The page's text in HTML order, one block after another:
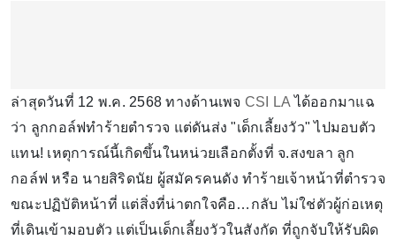
ล่าสุดวันที่ 12 พ.ค. 2568 ทางด้านเพจ CSI LA ได้ออกมาแฉ
ว่า ลูกกอล์ฟทำร้ายตำรวจ แต่ดันส่ง "เด็กเลี้ยงวัว" ไปมอบตัว
แทน! เหตุการณ์นี้เกิดขึ้นในหน่วยเลือกตั้งที่ จ.สงขลา ลูก
กอล์ฟ หรือ นายสิริดนัย ผู้สมัครคนดัง ทำร้ายเจ้าหน้าที่ตำรวจ
ขณะปฏิบัติหน้าที่ แต่สิ่งที่น่าตกใจคือ…กลับ ไม่ใช่ตัวผู้ก่อเหตุ
ที่เดินเข้ามอบตัว แต่เป็นเด็กเลี้ยงวัวในสังกัด ที่ถูกจับให้รับผิด